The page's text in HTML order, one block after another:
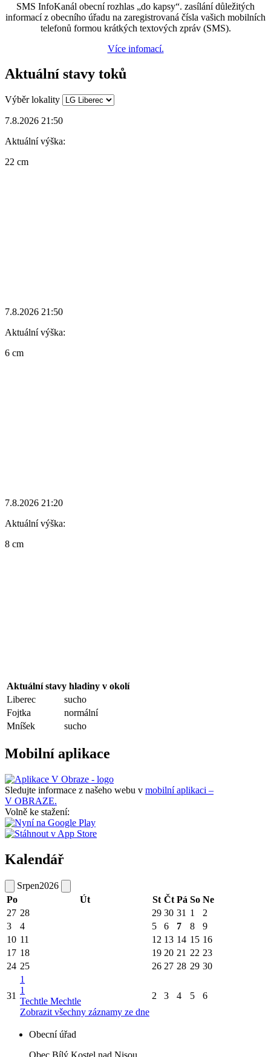
SMS InfoKanál obecní rozhlas „do kapsy“. zasílání důležitých
informací z obecního úřadu na zaregistrovaná čísla vašich mobilních
telefonů formou krátkých textových zpráv (SMS).
Více infomací.
Aktuální stavy toků
Výběr lokality
7.8.2026 21:50
Aktuální výška:
22 cm
7.8.2026 21:50
Aktuální výška:
6 cm
7.8.2026 21:20
Aktuální výška:
8 cm
Aktuální stavy hladiny v okolí
Liberec
sucho
Fojtka
normální
Mníšek
sucho
Mobilní aplikace
Sledujte informace z našeho webu v mobilní aplikaci –
V OBRAZE.
Volně ke stažení:
Kalendář
Srpen2026
Po
Út St Čt Pá So Ne
27 28 29 30 31 1
2
3
4 5 6 7 8
9
10 11 12 13 14 15 16
17 18 19 20 21 22 23
24 25 26 27 28 29 30
31
1
1
Techtle Mechtle
Zobrazit všechny záznamy ze dne
2 3 4 5 6
Obecní úřad
Obec Bílý Kostel nad Nisou